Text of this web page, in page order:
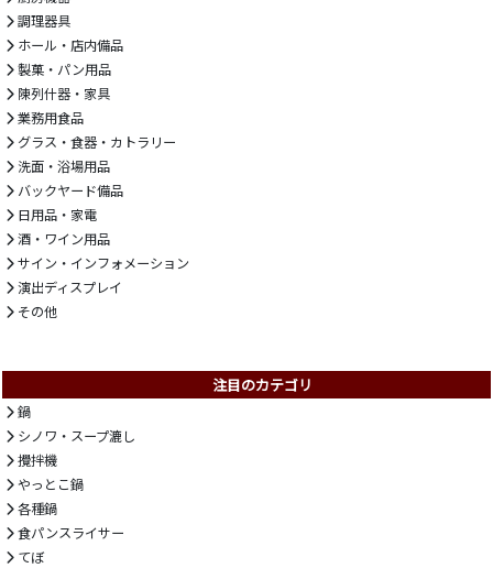
調理器具
ホール・店内備品
製菓・パン用品
陳列什器・家具
業務用食品
グラス・食器・カトラリー
洗面・浴場用品
バックヤード備品
日用品・家電
酒・ワイン用品
サイン・インフォメーション
演出ディスプレイ
その他
注目のカテゴリ
鍋
シノワ・スープ漉し
攪拌機
やっとこ鍋
各種鍋
食パンスライサー
てぼ